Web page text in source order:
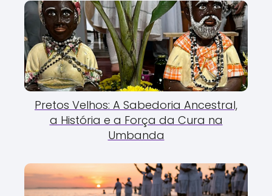
Pretos Velhos: A Sabedoria Ancestral,
a História e a Força da Cura na
Umbanda